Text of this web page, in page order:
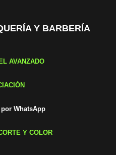
Y BARBERÍA
AVANZADO
WhatsApp
Y COLOR